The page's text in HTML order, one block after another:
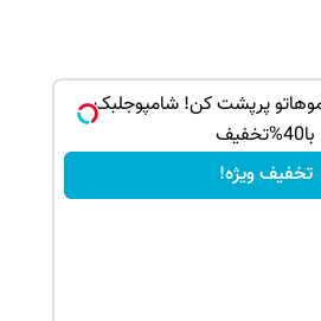
موهاتو پرپشت کن! شامپوجلبک
با40%تخفیف
تخفیف ویژه!